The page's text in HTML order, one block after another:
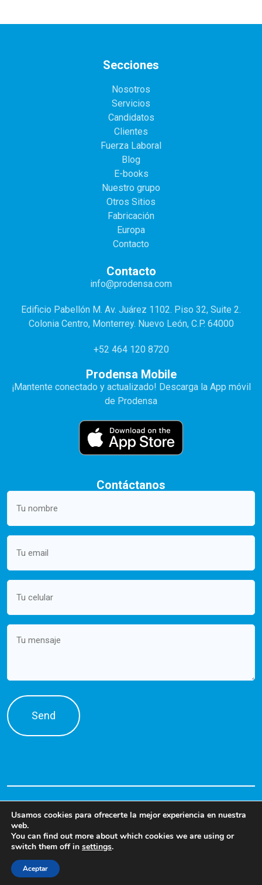
Secciones
Nosotros
Servicios
Candidatos
Clientes
Fuerza Laboral
Blog
E-books
Nuestro grupo
Otros Sitios
Fabricación
Europa
Contacto
Contacto
info@prodensa.com
Edificio Pabellón M. Av. Juárez 1102. Piso 32, Suite 2.
Colonia Centro, Monterrey. Nuevo León, C.P. 64000
+52 464 120 8720
Prodensa Mobile
¡Mantente conectado y actualizado! Descarga la App móvil
de Prodensa
Contáctanos
Your
Email
Mobile
Message
©2026 PRODENSA. Talent Solutions
Usamos cookies para ofrecerte la mejor experiencia en nuestra
web.
You can find out more about which cookies we are using or
switch them off in settings.
Aceptar